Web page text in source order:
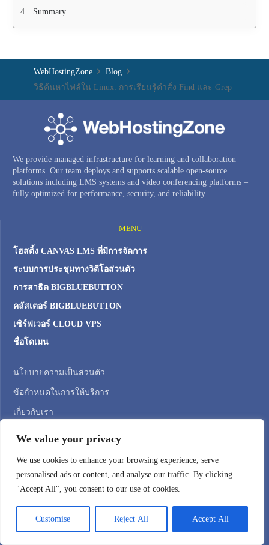
We value your privacy
We use cookies to enhance your browsing experience, serve
personalised ads or content, and analyse our traffic. By clicking
"Accept All", you consent to our use of cookies.
Customise Reject All Accept All
Summary
WebHostingZone
Blog
วิธีค้นหาไฟล์ใน Linux: การเรียนรู้คำสั่ง Find และ Grep
We provide managed infrastructure for learning and collaboration
platforms. Our team deploys and supports scalable open-source
solutions including LMS systems and video conferencing platforms –
fully optimized for performance, security, and reliability.
MENU —
โฮสติ้ง CANVAS LMS ที่มีการจัดการ
ระบบการประชุมทางวิดีโอส่วนตัว
การสาธิต BIGBLUEBUTTON
คลัสเตอร์ BIGBLUEBUTTON
เซิร์ฟเวอร์ CLOUD VPS
ชื่อโดเมน
นโยบายความเป็นส่วนตัว
ข้อกำหนดในการให้บริการ
เกี่ยวกับเรา
บล็อก
Registered User? —
เข้าสู่ระบบลูกค้า